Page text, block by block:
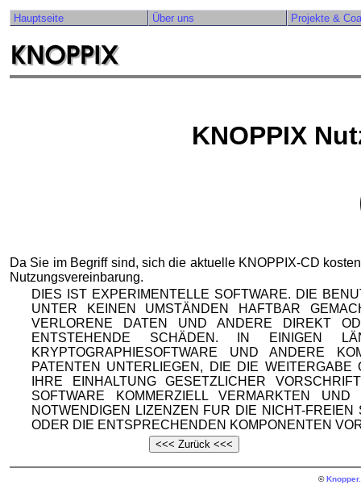
Hauptseite Über uns Projekte &
KNOPPIX
Da Sie im Begriff sind, sich die aktuelle KNOPPIX-CD
Nutzungsvereinbarung.
DIES IST EXPERIMENTELLE SOFTWARE. DIE
UNTER KEINEN UMSTÄNDEN HAFTBAR
VERLORENE DATEN UND ANDERE DIREKT
ENTSTEHENDE SCHÄDEN. IN EINIGEN
KRYPTOGRAPHIESOFTWARE UND ANDERE
PATENTEN UNTERLIEGEN, DIE DIE
IHRE EINHALTUNG GESETZLICHER
SOFTWARE KOMMERZIELL VERMARKTEN
NOTWENDIGEN LIZENZEN FUR DIE NICHT-
ODER DIE ENTSPRECHENDEN KOMPONENTEN
©